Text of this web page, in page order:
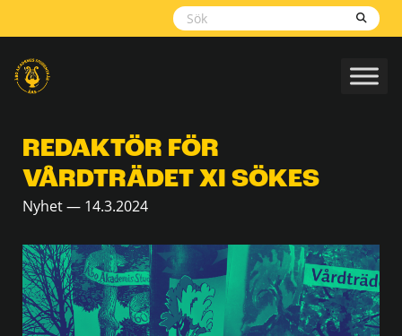
REDAKTÖR FÖR
VÅRDTRÄDET XI SÖKES
Nyhet — 14.3.2024